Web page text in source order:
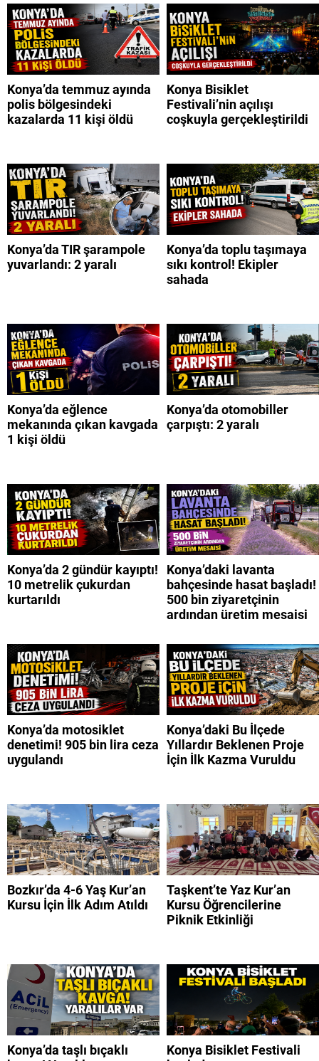
Konya’da temmuz ayında
polis bölgesindeki
kazalarda 11 kişi öldü
Konya Bisiklet
Festivali’nin açılışı
coşkuyla gerçekleştirildi
Konya’da TIR şarampole
yuvarlandı: 2 yaralı
Konya’da toplu taşımaya
sıkı kontrol! Ekipler
sahada
Konya’da eğlence
mekanında çıkan kavgada
1 kişi öldü
Konya’da otomobiller
çarpıştı: 2 yaralı
Konya’da 2 gündür kayıptı!
10 metrelik çukurdan
kurtarıldı
Konya’daki lavanta
bahçesinde hasat başladı!
500 bin ziyaretçinin
ardından üretim mesaisi
Konya’da motosiklet
denetimi! 905 bin lira ceza
uygulandı
Konya’daki Bu İlçede
Yıllardır Beklenen Proje
İçin İlk Kazma Vuruldu
Bozkır’da 4-6 Yaş Kur’an
Kursu İçin İlk Adım Atıldı
Taşkent’te Yaz Kur’an
Kursu Öğrencilerine
Piknik Etkinliği
Konya’da taşlı bıçaklı
Konya Bisiklet Festivali